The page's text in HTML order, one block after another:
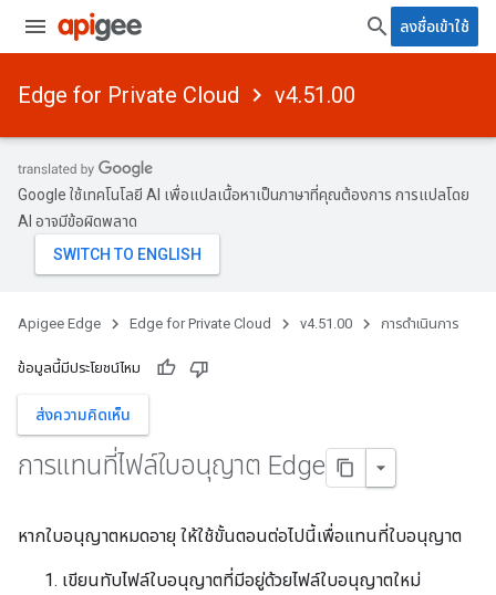
ลงชื่อเข้าใช้
Edge for Private Cloud v4.51.00
Google ใช้เทคโนโลยี AI เพื่อแปลเนื้อหาเป็นภาษาที่คุณต้องการ การแปลโดย
AI อาจมีข้อผิดพลาด
Apigee Edge Edge for Private Cloud v4.51.00 การดำเนินการ
ข้อมูลนี้มีประโยชน์ไหม
ส่งความคิดเห็น
การแทนที่ไฟล์ใบอนุญาต Edge
หากใบอนุญาตหมดอายุ ให้ใช้ขั้นตอนต่อไปนี้เพื่อแทนที่ใบอนุญาต
เขียนทับไฟล์ใบอนุญาตที่มีอยู่ด้วยไฟล์ใบอนุญาตใหม่